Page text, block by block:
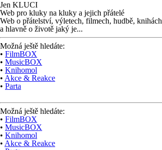
Jen KLUCI
Web pro kluky na kluky a jejich přátelé
Web o přátelství, výletech, filmech, hudbě, knihách
a hlavně o životě jaký je...
Možná ještě hledáte:
• FilmBOX
• MusicBOX
• Knihomol
• Akce & Reakce
• Parta
Možná ještě hledáte:
• FilmBOX
• MusicBOX
• Knihomol
• Akce & Reakce